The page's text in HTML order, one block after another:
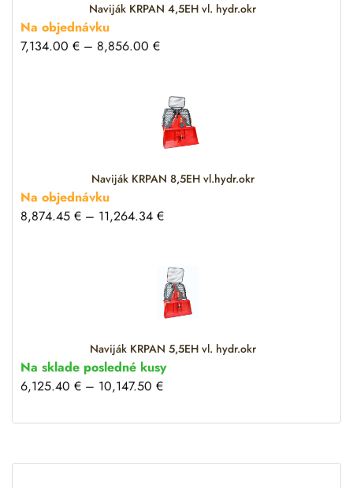
Naviják KRPAN 4,5EH vl. hydr.okr
Na objednávku
7,134.00 € – 8,856.00 €
Naviják KRPAN 8,5EH vl.hydr.okr
Na objednávku
8,874.45 € – 11,264.34 €
Naviják KRPAN 5,5EH vl. hydr.okr
Na sklade posledné kusy
6,125.40 € – 10,147.50 €